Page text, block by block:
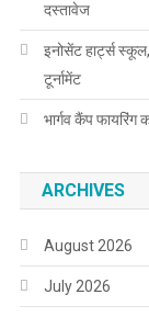
दस्तावेज
इनोसेंट हार्ट्स
टूर्नामेंट
भार्गव कैंप
ARCHIVES
August 2026
July 2026